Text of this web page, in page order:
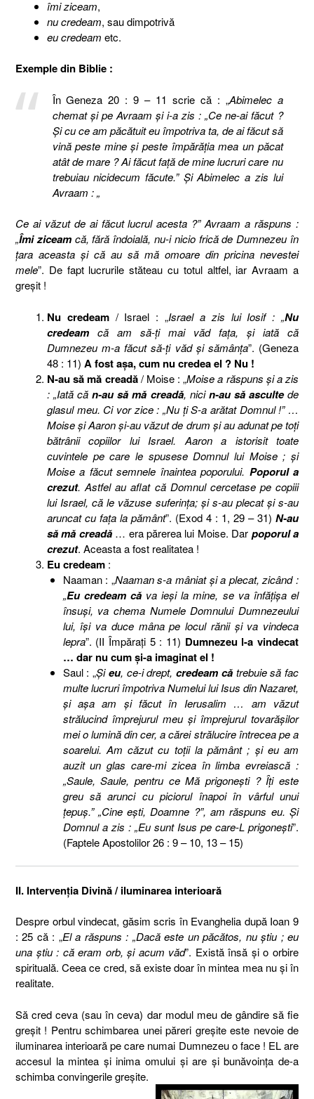
îmi ziceam,
nu credeam, sau dimpotrivă
eu credeam etc.
Exemple din Biblie :
În Geneza 20 : 9 – 11 scrie că : „Abimelec a
chemat şi pe Avraam şi i-a zis : „Ce ne-ai făcut ?
Şi cu ce am păcătuit eu împotriva ta, de ai făcut să
vină peste mine şi peste împărăţia mea un păcat
atât de mare ? Ai făcut faţă de mine lucruri care nu
trebuiau nicidecum făcute.” Şi Abimelec a zis lui
Avraam : „
Ce ai văzut de ai făcut lucrul acesta ?” Avraam a răspuns :
„Îmi ziceamcă, fără îndoială, nu-i nicio frică de Dumnezeu în
ţara aceasta şi că au să mă omoare din pricina nevestei
mele”. De fapt lucrurile stăteau cu totul altfel, iar Avraam a
greşit !
Nu credeam/ Israel : „Israel a zis lui Iosif : „Nu
credeam că am să-ţi mai văd faţa, şi iată că
Dumnezeu m-a făcut să-ţi văd şi sămânţa”. (Geneza
48 : 11) A fost aşa, cum nu credea el ? Nu !
N-au să mă creadă/ Moise : „Moise a răspuns şi a zis
: „Iată căn-au să mă creadă, nicin-au să ascultede
glasul meu. Ci vor zice : „Nu ţi S-a arătat Domnul !” …
Moise şi Aaron şi-au văzut de drum şi au adunat pe toţi
bătrânii copiilor lui Israel. Aaron a istorisit toate
cuvintele pe care le spusese Domnul lui Moise ; şi
Moise a făcut semnele înaintea poporului. Poporul a
crezut. Astfel au aflat că Domnul cercetase pe copiii
lui Israel, că le văzuse suferinţa; şi s-au plecat şi s-au
aruncat cu faţa la pământ”. (Exod 4 : 1, 29 – 31) N-au
să mă creadă… era părerea lui Moise. Dar poporul a
crezut. Aceasta a fost realitatea !
Eu credeam :
Naaman : „Naaman s-a mâniat şi a plecat, zicând :
„Eu credeam căva ieşi la mine, se va înfăţişa el
însuşi, va chema Numele Domnului Dumnezeului
lui, îşi va duce mâna pe locul rănii şi va vindeca
lepra”. (II Împăraţi 5 : 11) Dumnezeu l-a vindecat
… dar nu cum şi-a imaginat el !
Saul : „Şieu, ce-i drept, credeam cătrebuie să fac
multe lucruri împotriva Numelui lui Isus din Nazaret,
şi aşa am şi făcut în Ierusalim … am văzut
strălucind împrejurul meu şi împrejurul tovarăşilor
mei o lumină din cer, a cărei strălucire întrecea pe a
soarelui. Am căzut cu toţii la pământ ; şi eu am
auzit un glas care-mi zicea în limba evreiască :
„Saule, Saule, pentru ce Mă prigoneşti ? Îţi este
greu să arunci cu piciorul înapoi în vârful unui
ţepuş.” „Cine eşti, Doamne ?”, am răspuns eu. Şi
Domnul a zis : „Eu sunt Isus pe care-L prigoneşti”.
(Faptele Apostolilor 26 : 9 – 10, 13 – 15)
II. Intervenţia Divină / iluminarea interioară
Despre orbul vindecat, găsim scris în Evanghelia după Ioan 9
: 25 că : „El a răspuns : „Dacă este un păcătos, nu ştiu ; eu
una ştiu : că eram orb, şi acum văd”. Există însă şi o orbire
spirituală. Ceea ce cred, să existe doar în mintea mea nu şi în
realitate.
Să cred ceva (sau în ceva) dar modul meu de gândire să fie
greşit ! Pentru schimbarea unei păreri greşite este nevoie de
iluminarea interioară pe care numai Dumnezeu o face ! EL are
accesul la mintea şi inima omului şi are şi bunăvoinţa de-a
schimba convingerile greşite.